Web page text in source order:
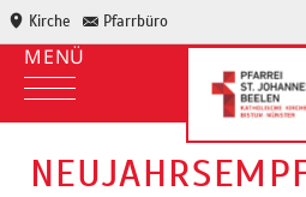
Kirche Pfarrbüro